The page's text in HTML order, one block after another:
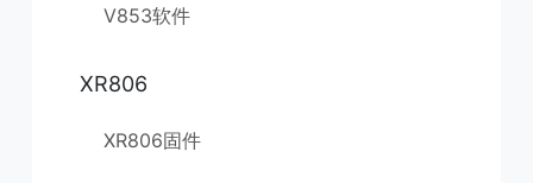
V853软件
XR806
XR806固件